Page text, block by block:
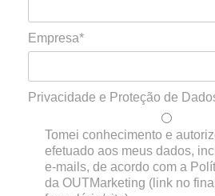
Empresa*
Privacidade e Proteção de
Tomei conhecimento e
efetuado aos meus dados,
e-mails, de acordo com a
da OUTMarketing (link no